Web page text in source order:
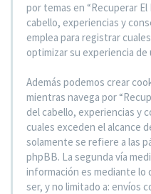
por temas en “Recuperar
cabello, experiencias y
emplea para registrar
optimizar su experiencia de
Además podemos crear
mientras navega por
del cabello, experiencias y
cuales exceden el alcance
solamente se refiere a las
phpBB. La segunda vía
información es mediante lo
ser, y no limitado a: envíos